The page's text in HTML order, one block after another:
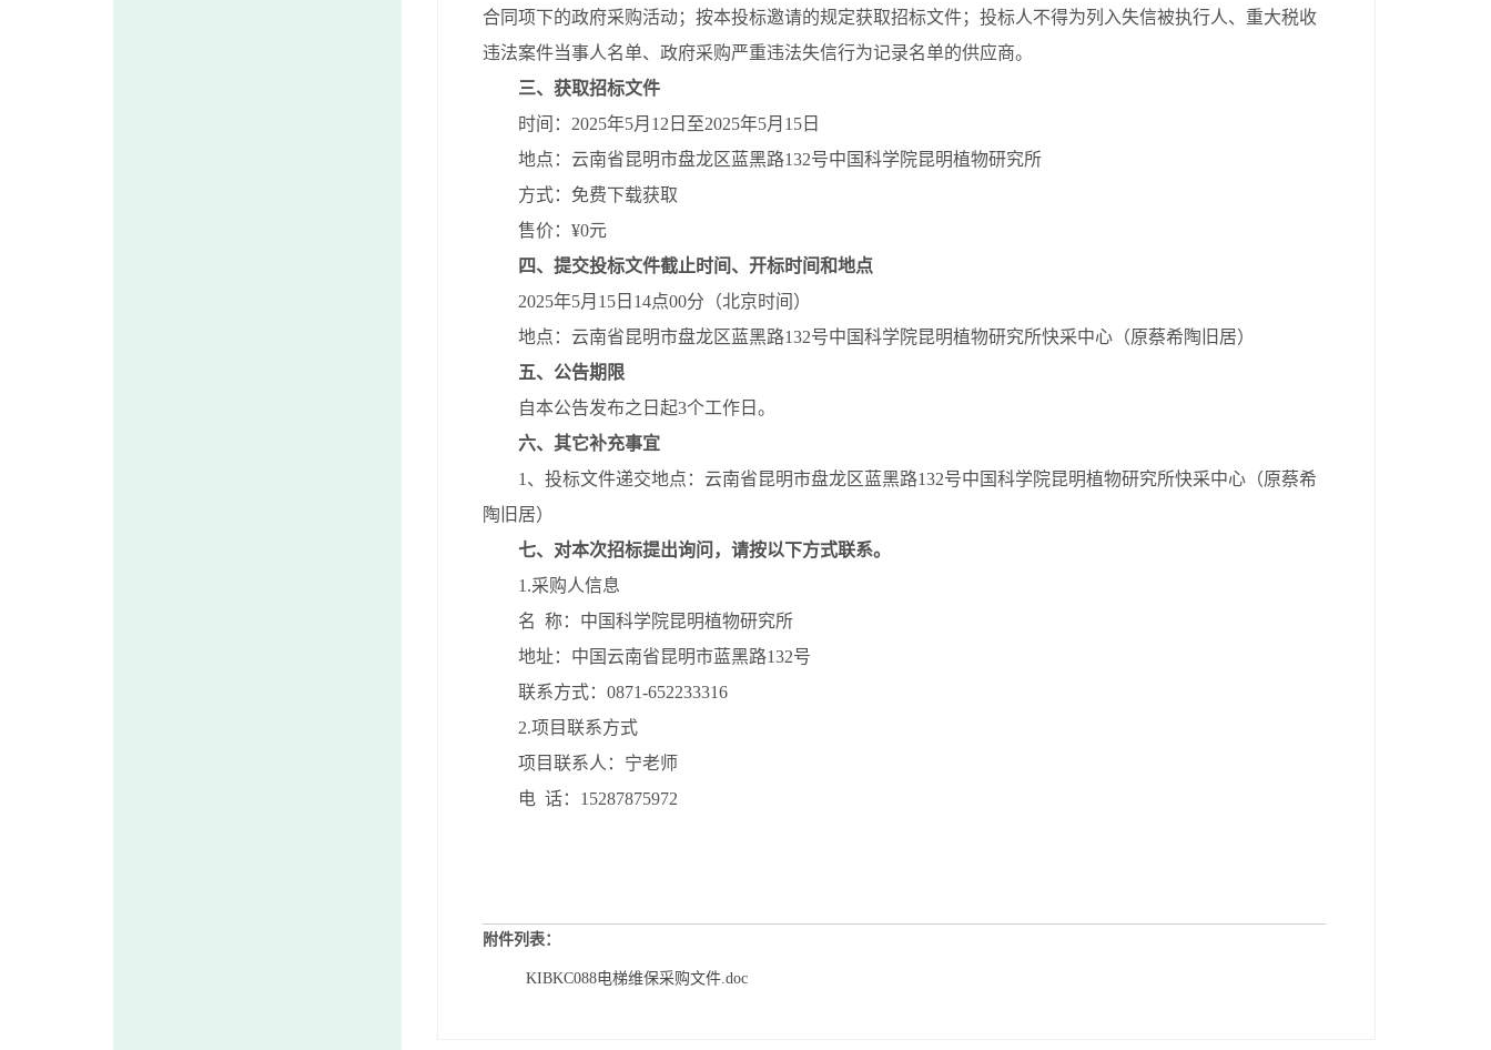
合同项下的政府采购活动； 按本投标邀请的规定获取招标文件； 投标人不得为列入失信被执行人、重大税收
违法案件当事人名单、政府采购严重违法失信行为记录名单的供应商。
三、获取招标文件
时间： 2025年5月 12 日至2025年5月 15 日
地点：云南省昆明市盘龙区蓝黑路132号中国科学院昆明植物研究所
方式：免费下载获取
售价： ¥0元
四、提交投标文件截止时间、开标时间和地点
2025年5月 15 日 14点00分（北京时间）
地点：云南省昆明市盘龙区蓝黑路132号中国科学院昆明植物研究所快采中心（原蔡希陶旧居）
五、公告期限
自本公告发布之日起3个工作日。
六、其它补充事宜
1 、投标文件递交地点：云南省昆明市盘龙区蓝黑路132号中国科学院昆明植物研究所快采中心（原蔡希
陶旧居）
七、对本次招标提出询问，请按以下方式联系。
1.采购人信息
名 称： 中国科学院昆明植物研究所
地址： 中国云南省昆明市蓝黑路132号
联系方式： 0871-652233316
2.项目联系方式
项目联系人： 宁老师
电 话： 15287875972
附件列表：
KIBKC088电梯维保采购文件.doc